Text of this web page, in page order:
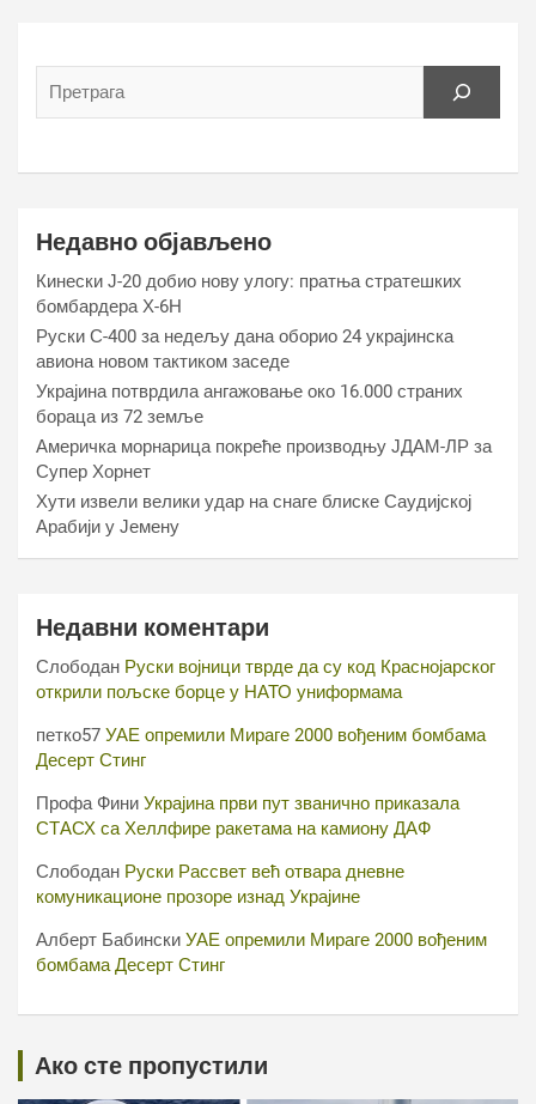
Недавно објављено
Кинески Ј-20 добио нову улогу: пратња стратешких
бомбардера Х-6Н
Руски С-400 за недељу дана оборио 24 украјинска
авиона новом тактиком заседе
Украјина потврдила ангажовање око 16.000 страних
бораца из 72 земље
Америчка морнарица покреће производњу ЈДАМ-ЛР за
Супер Хорнет
Хути извели велики удар на снаге блиске Саудијској
Арабији у Јемену
Недавни коментари
Слободан Руски војници тврде да су код Краснојарског
открили пољске борце у НАТО униформама
петко57 УАЕ опремили Мираге 2000 вођеним бомбама
Десерт Стинг
Профа Фини Украјина први пут званично приказала
СТАСХ са Хеллфире ракетама на камиону ДАФ
Слободан Руски Рассвет већ отвара дневне
комуникационе прозоре изнад Украјине
Алберт Бабински УАЕ опремили Мираге 2000 вођеним
бомбама Десерт Стинг
Ако сте пропустили